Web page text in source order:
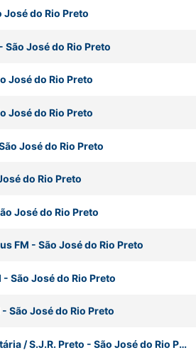
José do Rio Preto
São José do Rio Preto
José do Rio Preto
José do Rio Preto
José do Rio Preto
do Rio Preto
José do Rio Preto
FM - São José do Rio Preto
- São José do Rio Preto
- São José do Rio Preto
/ S.J.R. Preto - São José do Rio Preto